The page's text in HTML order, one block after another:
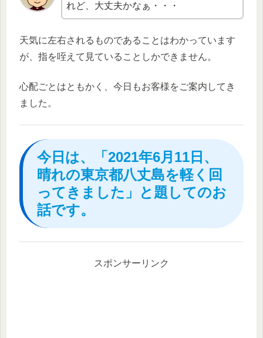
れど、大丈夫かなぁ・・・
天気に左右されるものであることはわかっています
が、指を咥えて見ていることしかできません。
心配ごとはともかく、今日もお客様をご案内してき
ました。
今日は、「2021年6月11日、
晴れの東京都八丈島を軽く回
ってきました」と題してのお
話です。
スポンサーリンク